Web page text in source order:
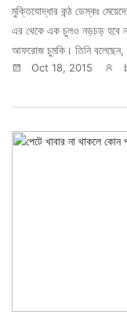
মুক্তিযোদ্ধার কন্ঠ ডেস্কঃ
এর থেকে এক চুলও নড়চড় হবে না
আফরোজ চুমকি। তিনি বলেছেন,
Oct 18, 2015